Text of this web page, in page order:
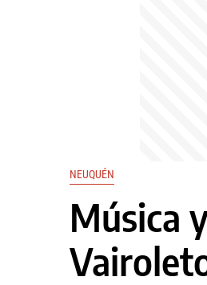
NEUQUÉN
Música